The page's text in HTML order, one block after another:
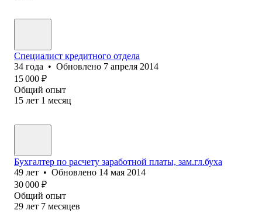
Специалист кредитного отдела
34 года • Обновлено 7 апреля 2014
15 000 ₽
Общий опыт
15 лет 1 месяц
Бухгалтер по расчету заработной платы, зам.гл.буха
49 лет • Обновлено 14 мая 2014
30 000 ₽
Общий опыт
29 лет 7 месяцев